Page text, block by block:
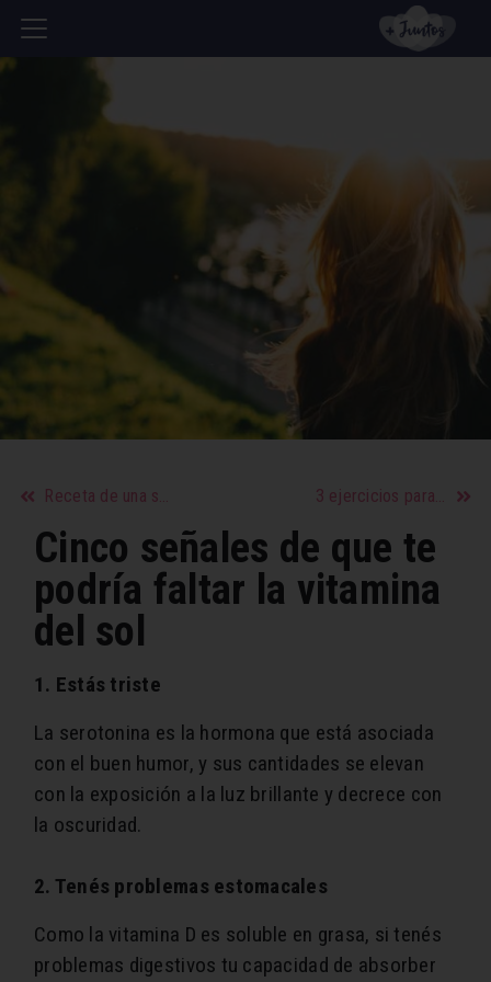
Receta de una sopa crema de zapallo casera 3 ejercicios para hacer cada noche luego de trabajar
Cinco señales de que te
podría faltar la vitamina
del sol
1. Estás triste
La serotonina es la hormona que está asociada
con el buen humor, y sus cantidades se elevan
con la exposición a la luz brillante y decrece con
la oscuridad.
2. Tenés problemas estomacales
Como la vitamina D es soluble en grasa, si tenés
problemas digestivos tu capacidad de absorber